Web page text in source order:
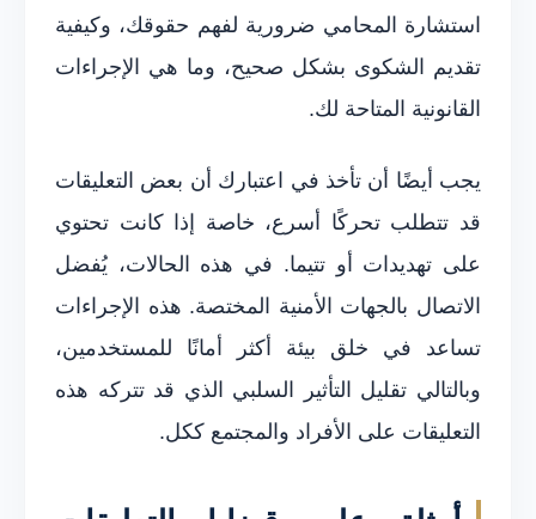
استشارة المحامي ضرورية لفهم حقوقك، وكيفية
تقديم الشكوى بشكل صحيح، وما هي الإجراءات
القانونية المتاحة لك.
يجب أيضًا أن تأخذ في اعتبارك أن بعض التعليقات
قد تتطلب تحركًا أسرع، خاصة إذا كانت تحتوي
على تهديدات أو تتيما. في هذه الحالات، يُفضل
الاتصال بالجهات الأمنية المختصة. هذه الإجراءات
تساعد في خلق بيئة أكثر أمانًا للمستخدمين،
وبالتالي تقليل التأثير السلبي الذي قد تتركه هذه
التعليقات على الأفراد والمجتمع ككل.